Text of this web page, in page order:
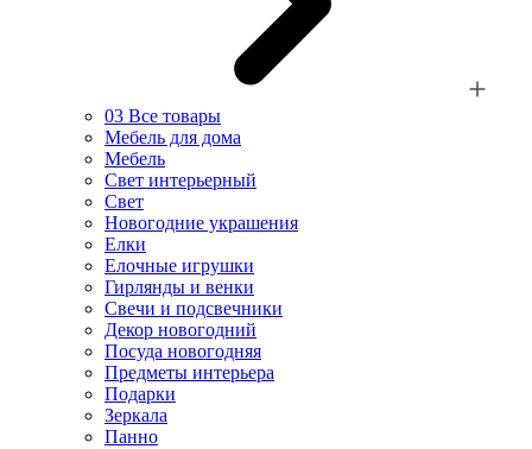
03 Все товары
Мебель для дома
Мебель
Свет интерьерный
Свет
Новогодние украшения
Елки
Елочные игрушки
Гирлянды и венки
Свечи и подсвечники
Декор новогодний
Посуда новогодняя
Предметы интерьера
Подарки
Зеркала
Панно